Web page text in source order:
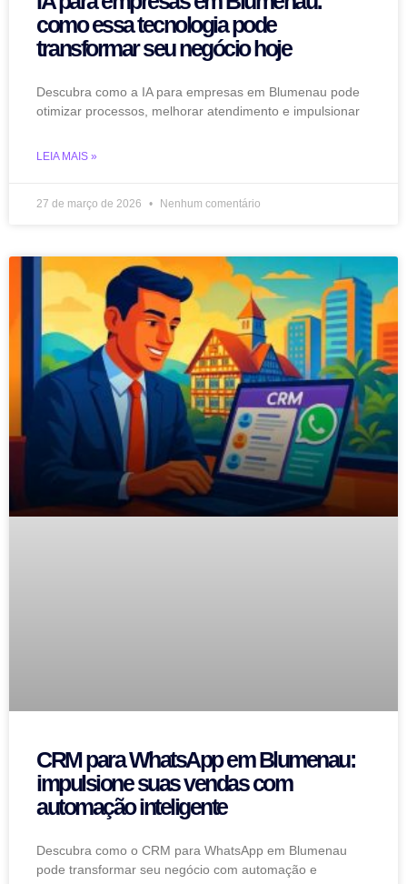
como essa tecnologia pode
transformar seu negócio hoje
Descubra como a IA para empresas em Blumenau pode
otimizar processos, melhorar atendimento e impulsionar
LEIA MAIS »
27 de março de 2026 Nenhum comentário
CRM para WhatsApp em Blumenau:
impulsione suas vendas com
automação inteligente
Descubra como o CRM para WhatsApp em Blumenau
pode transformar seu negócio com automação e